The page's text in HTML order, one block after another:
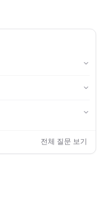
전체 질문 보기